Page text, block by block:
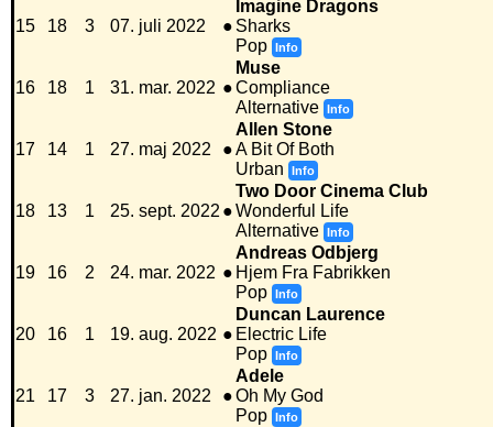
15 18 3 07. juli 2022 ●
Imagine Dragons
Sharks
Pop Info
16 18 1 31. mar. 2022 ●
Muse
Compliance
Alternative Info
17 14 1 27. maj 2022 ●
Allen Stone
A Bit Of Both
Urban
Info
18 13 1 25. sept. 2022 ●
Two Door Cinema Club
Wonderful Life
Alternative Info
19 16 2 24. mar. 2022 ●
Andreas Odbjerg
Hjem Fra Fabrikken
Pop Info
20 16 1 19. aug. 2022 ●
Duncan Laurence
Electric Life
Pop Info
21 17 3 27. jan. 2022 ●
Adele
Oh My God
Pop Info